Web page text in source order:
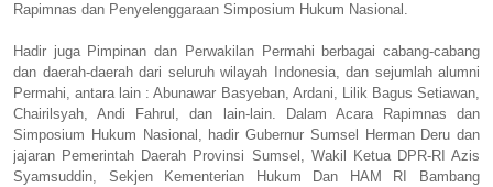
Rapimnas dan Penyelenggaraan Simposium Hukum Nasional.
Hadir juga Pimpinan dan Perwakilan Permahi berbagai cabang-cabang
dan daerah-daerah dari seluruh wilayah Indonesia, dan sejumlah alumni
Permahi, antara lain : Abunawar Basyeban, Ardani, Lilik Bagus Setiawan,
Chairilsyah, Andi Fahrul, dan lain-lain. Dalam Acara Rapimnas dan
Simposium Hukum Nasional, hadir Gubernur Sumsel Herman Deru dan
jajaran Pemerintah Daerah Provinsi Sumsel, Wakil Ketua DPR-RI Azis
Syamsuddin, Sekjen Kementerian Hukum Dan HAM RI Bambang